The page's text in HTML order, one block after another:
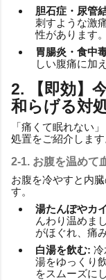
胆石症・尿管
刺すような激
性があります。
胃腸炎・食中
しい腹痛に加
2. 【即効】
和らげる対
「痛くて眠れない
処置をご紹介します
2-1. お腹を温めて
お腹を冷やすと内
す。
湯たんぽやカ
んわり温めま
がほぐれ、痛
白湯を飲む: 冷
湯をゆっくり
をスムーズに